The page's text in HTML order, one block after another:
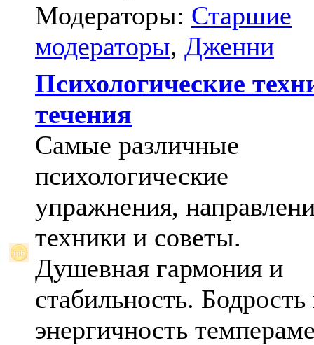
Модераторы: Старшие
модераторы, Дженни
Психологические
течения
Самые различные
психологические
упражнения,
техники и советы.
Душевная гармония и
стабильность. Бодрость
энергичность